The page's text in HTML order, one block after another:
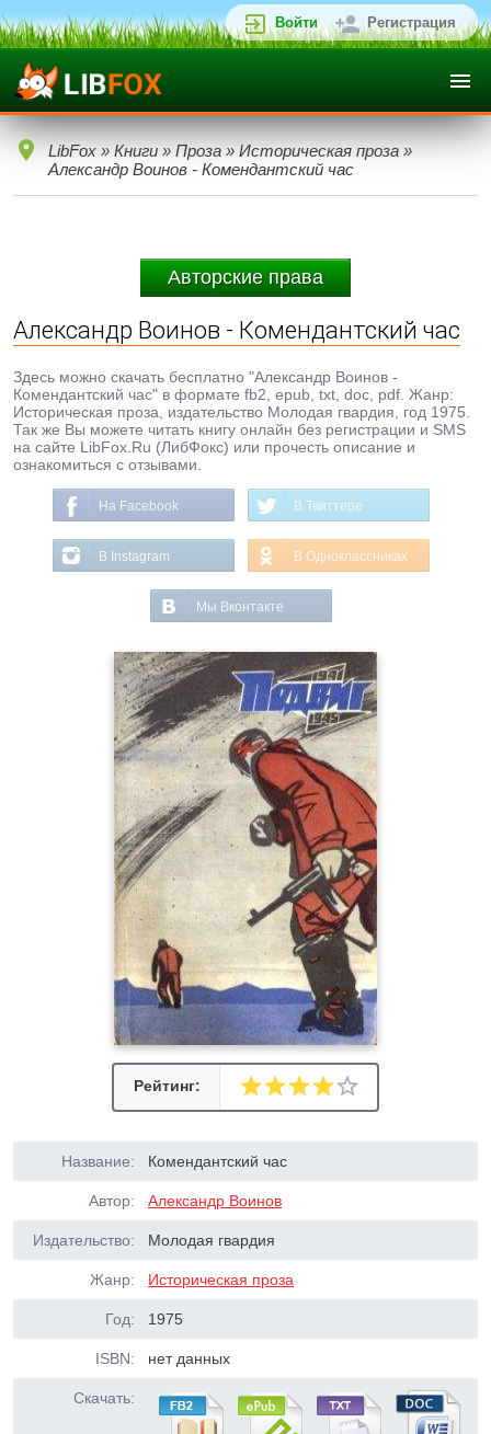
Войти Регистрация
LibFox » Книги » Проза » Историческая проза »
Александр Воинов - Комендантский час
Авторские права
Александр Воинов - Комендантский час
Здесь можно скачать бесплатно "Александр Воинов -
Комендантский час" в формате fb2, epub, txt, doc, pdf. Жанр:
Историческая проза, издательство Молодая гвардия, год 1975.
Так же Вы можете читать книгу онлайн без регистрации и SMS
на сайте LibFox.Ru (ЛибФокс) или прочесть описание и
ознакомиться с отзывами.
На Facebook В Твиттере
В Instagram В Одноклассниках
Мы Вконтакте
Рейтинг:
Название: Комендантский час
Автор: Александр Воинов
Издательство: Молодая гвардия
Жанр: Историческая проза
Год: 1975
ISBN: нет данных
Скачать: